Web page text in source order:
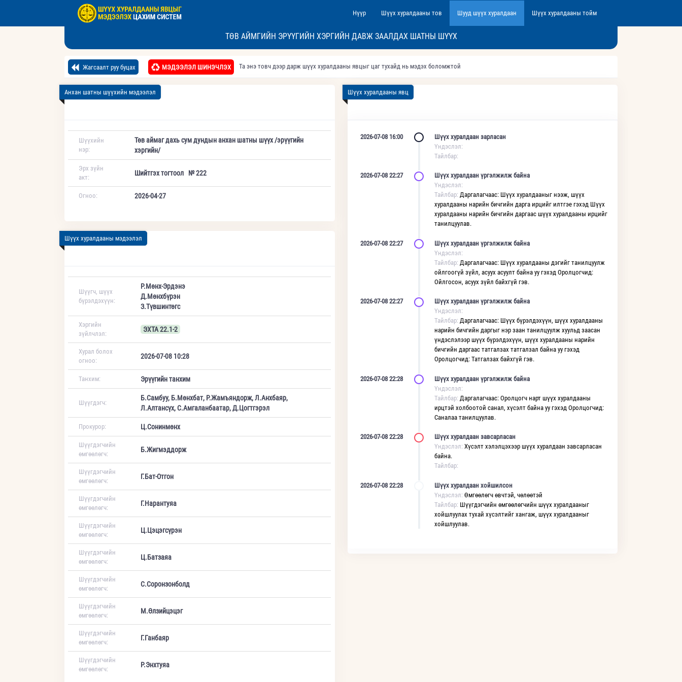
Нүүр Шүүх хуралдааны тов Шууд шүүх хуралдаан Шүүх хуралдааны тойм
ТӨВ АЙМГИЙН ЭРҮҮГИЙН ХЭРГИЙН ДАВЖ ЗААЛДАХ ШАТНЫ ШҮҮХ
Жагсаалт руу буцах МЭДЭЭЛЭЛ ШИНЭЧЛЭХ Та энэ товч дээр дарж шүүх хуралдааны явцыг цаг тухайд нь мэдэх боломжтой
Анхан шатны шүүхийн мэдээлэл
Шүүхийн
нэр:
Төв аймаг дахь сум дундын анхан шатны шүүх /эрүүгийн
хэргийн/
Эрх зүйн
акт:
Шийтгэх тогтоол № 222
Огноо: 2026-04-27
Шүүх хуралдааны мэдээлэл
Шүүгч, шүүх
бүрэлдэхүүн:
Р.Мөнх-Эрдэнэ
Д.Мөнхбүрэн
З.Түвшинтөгс
Хэргийн
зүйлчлэл:
ЭХТА 22.1-2
Хурал болох
огноо:
2026-07-08 10:28
Танхим: Эрүүгийн танхим
Шүүгдэгч:
Б.Самбуу, Б.Мөнхбат, Р.Жамъяндорж, Л.Анхбаяр,
Л.Алтансүх, С.Амгаланбаатар, Д.Цогтгэрэл
Прокурор: Ц.Сонинмөнх
Шүүгдэгчийн
өмгөөлөгч:
Б.Жигмэддорж
Шүүгдэгчийн
өмгөөлөгч:
Г.Бат-Отгон
Шүүгдэгчийн
өмгөөлөгч:
Г.Нарантуяа
Шүүгдэгчийн
өмгөөлөгч:
Ц.Цэцэгсүрэн
Шүүгдэгчийн
өмгөөлөгч:
Ц.Батзаяа
Шүүгдэгчийн
өмгөөлөгч:
С.Соронзонболд
Шүүгдэгчийн
өмгөөлөгч:
М.Өлзийцэцэг
Шүүгдэгчийн
өмгөөлөгч:
Г.Ганбаяр
Шүүгдэгчийн
өмгөөлөгч:
Р.Энхтуяа
Шүүх хуралдааны явц
2026-07-08 16:00
Шүүх хуралдаан зарласан
Үндэслэл:
Тайлбар:
2026-07-08 22:27
Шүүх хуралдаан үргэлжилж байна
Үндэслэл:
Тайлбар: Даргалагчаас: Шүүх хуралдааныг нээж, шүүх
хуралдааны нарийн бичгийн дарга ирцийг илтгэе гэхэд Шүүх
хуралдааны нарийн бичгийн даргаас шүүх хуралдааны ирцийг
танилцуулав.
2026-07-08 22:27
Шүүх хуралдаан үргэлжилж байна
Үндэслэл:
Тайлбар: Даргалагчаас: Шүүх хуралдааны дэгийг танилцуулж
ойлгоогүй зүйл, асуух асуулт байна уу гэхэд Оролцогчид:
Ойлгосон, асуух зүйл байхгүй гэв.
2026-07-08 22:27
Шүүх хуралдаан үргэлжилж байна
Үндэслэл:
Тайлбар: Даргалагчаас: Шүүх бүрэлдэхүүн, шүүх хуралдааны
нарийн бичгийн даргыг нэр заан танилцуулж хуульд заасан
үндэслэлээр шүүх бүрэлдэхүүн, шүүх хуралдааны нарийн
бичгийн даргаас татгалзах татгалзал байна уу гэхэд
Оролцогчид: Татгалзах байхгүй гэв.
2026-07-08 22:28
Шүүх хуралдаан үргэлжилж байна
Үндэслэл:
Тайлбар: Даргалагчаас: Оролцогч нарт шүүх хуралдааны
ирцтэй холбоотой санал, хүсэлт байна уу гэхэд Оролцогчид:
Саналаа танилцуулав.
2026-07-08 22:28
Шүүх хуралдаан завсарласан
Үндэслэл: Хүсэлт хэлэлцэхээр шүүх хуралдаан завсарласан
байна.
Тайлбар:
2026-07-08 22:28
Шүүх хуралдаан хойшилсон
Үндэслэл: Өмгөөлөгч өвчтэй, чөлөөтэй
Тайлбар: Шүүгдэгчийн өмгөөлөгчийн шүүх хуралдааныг
хойшлуулах тухай хүсэлтийг хангаж, шүүх хуралдааныг
хойшлуулав.